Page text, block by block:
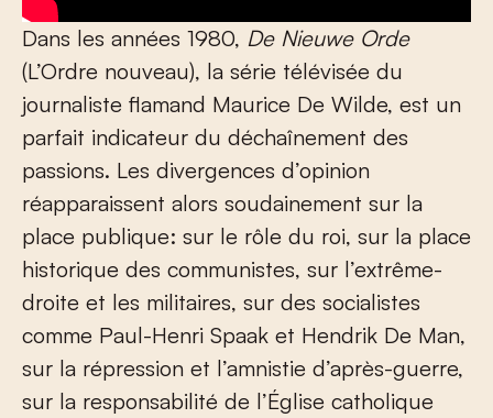
Dans les années 1980, De Nieuwe Orde
(L’Ordre nouveau), la série télévisée du
journaliste flamand Maurice De Wilde, est un
parfait indicateur du déchaînement des
passions. Les divergences d’opinion
réapparaissent alors soudainement sur la
place publique: sur le rôle du roi, sur la place
historique des communistes, sur l’extrême-
droite et les militaires, sur des socialistes
comme Paul-Henri Spaak et Hendrik De Man,
sur la répression et l’amnistie d’après-guerre,
sur la responsabilité de l’Église catholique